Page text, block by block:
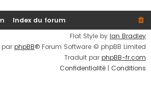
Index du forum
Flat Style by Ian Bradley
par phpBB® Forum Software © phpBB Limited
Traduit par phpBB-fr.com
Confidentialité | Conditions